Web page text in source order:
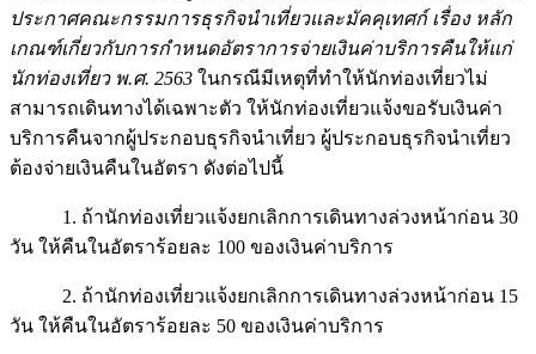
ประกาศคณะกรรมการธุรกิจนำเที่ยวและมัคคุเทศก์ เรื่อง หลัก
เกณฑ์เกี่ยวกับการกำหนดอัตราการจ่ายเงินค่าบริการคืนให้แก่
นักท่องเที่ยว พ.ศ. 2563 ในกรณีมีเหตุที่ทำให้นักท่องเที่ยวไม่
สามารถเดินทางได้เฉพาะตัว ให้นักท่องเที่ยวแจ้งขอรับเงินค่า
บริการคืนจากผู้ประกอบธุรกิจนำเที่ยว ผู้ประกอบธุรกิจนำเที่ยว
ต้องจ่ายเงินคืนในอัตรา ดังต่อไปนี้
1. ถ้านักท่องเที่ยวแจ้งยกเลิกการเดินทางล่วงหน้าก่อน 30
วัน ให้คืนในอัตราร้อยละ 100 ของเงินค่าบริการ
2. ถ้านักท่องเที่ยวแจ้งยกเลิกการเดินทางล่วงหน้าก่อน 15
วัน ให้คืนในอัตราร้อยละ 50 ของเงินค่าบริการ